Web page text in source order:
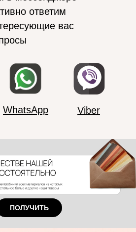
ответим
вас
WhatsApp Viber
ПОЛУЧИТЬ